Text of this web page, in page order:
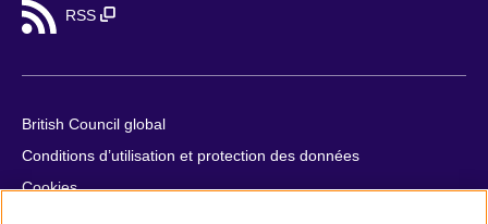
RSS
British Council global
Conditions d’utilisation et protection des données
Cookies